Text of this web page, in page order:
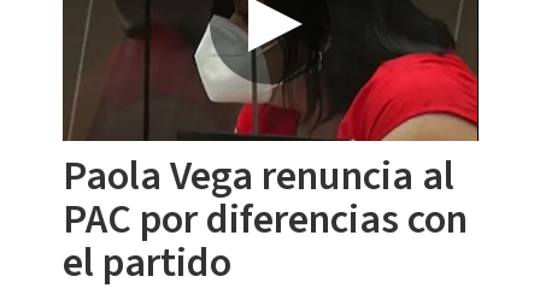
Paola Vega renuncia al
PAC por diferencias con
el partido